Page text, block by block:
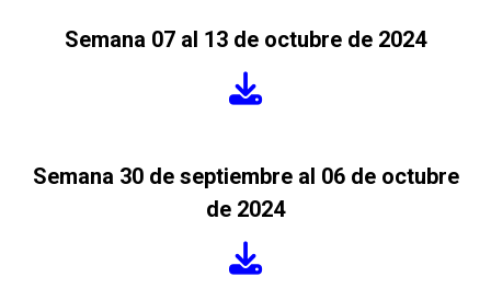
Semana 07 al 13 de octubre de 2024
Semana 30 de septiembre al 06 de octubre
de 2024